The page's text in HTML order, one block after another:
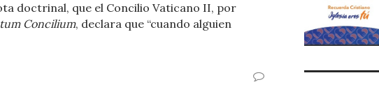
doctrinal, que el Concilio Vaticano II, por
Concilium, declara que “cuando alguien